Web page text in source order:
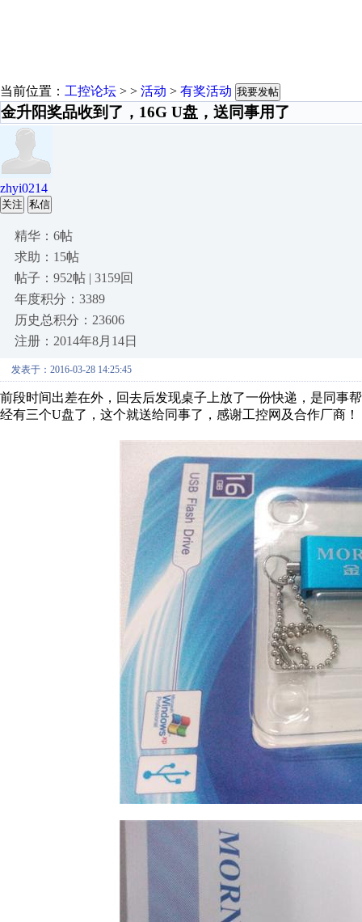
当前位置： 工控论坛 > > 活动 > 有奖活动 我要发帖
金升阳奖品收到了，16G U盘，送同事用了
zhyi0214
关注 私信
精华：6帖
求助：15帖
帖子：952帖 | 3159回
年度积分：3389
历史总积分：23606
注册：2014年8月14日
发表于：2016-03-28 14:25:45
前段时间出差在外，回去后发现桌子上放了一份快递，是同事
经有三个U盘了，这个就送给同事了，感谢工控网及合作厂商！